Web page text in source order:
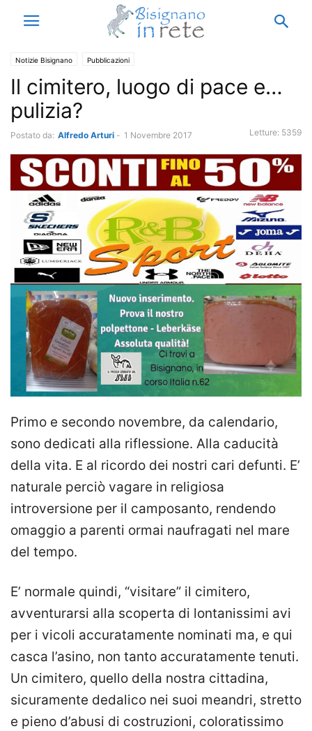
Notizie Bisignano Pubblicazioni
Il cimitero, luogo di pace e…
pulizia?
Postato da: Alfredo Arturi - 1 Novembre 2017 Letture: 5359
Primo e secondo novembre, da calendario,
sono dedicati alla riflessione. Alla caducità
della vita. E al ricordo dei nostri cari defunti. E’
naturale perciò vagare in religiosa
introversione per il camposanto, rendendo
omaggio a parenti ormai naufragati nel mare
del tempo.
E’ normale quindi, “visitare” il cimitero,
avventurarsi alla scoperta di lontanissimi avi
per i vicoli accuratamente nominati ma, e qui
casca l’asino, non tanto accuratamente tenuti.
Un cimitero, quello della nostra cittadina,
sicuramente dedalico nei suoi meandri, stretto
e pieno d’abusi di costruzioni, coloratissimo